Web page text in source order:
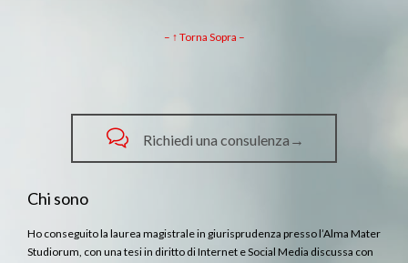
– ↑ Torna Sopra –
 Richiedi una consulenza→
Chi sono
Ho conseguito la laurea magistrale in giurisprudenza presso l’Alma Mater
Studiorum, con una tesi in diritto di Internet e Social Media discussa con